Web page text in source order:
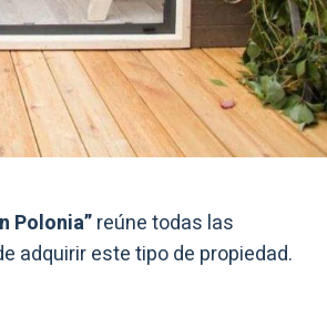
Polonia”reúne todas las
adquirir este tipo de propiedad.